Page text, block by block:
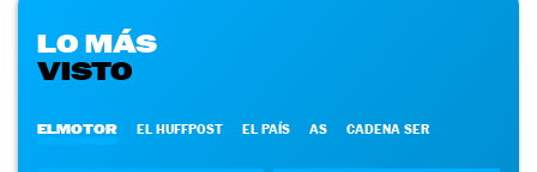
LO MÁS
VISTO
ELMOTOR EL HUFFPOST EL PAÍS AS CADENA SER